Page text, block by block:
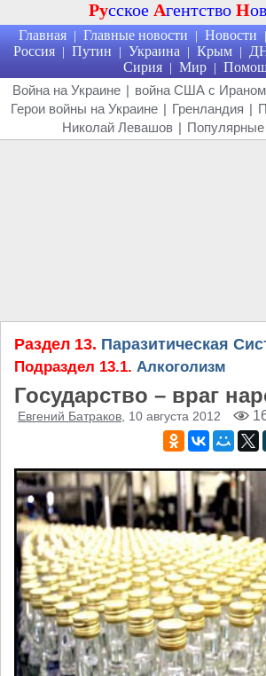
Русское Агентство Н
Главная | Главные новости | Новости |
Россия | Путин | Украина | Крым |
Сирия | Мир |
Война на Украине | война США с Ираном
Герои войны на Украине | Гренландия |
Николай Левашов | Популярные
Раздел 13. Паразитическая
Подраздел 13.1. Алкоголизм
Государство – враг
Евгений Батраков , 10 августа 2012